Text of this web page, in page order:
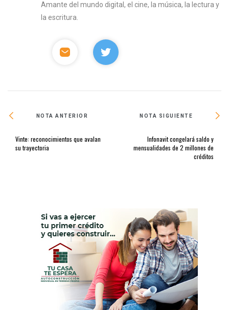
Amante del mundo digital, el cine, la música, la lectura y
la escritura.
NOTA ANTERIOR
Vinte: reconocimientos que avalan
su trayectoria
NOTA SIGUIENTE
Infonavit congelará saldo y
mensualidades de 2 millones de
créditos